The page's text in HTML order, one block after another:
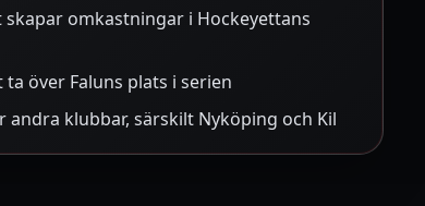
skapar omkastningar i Hockeyettans
över Faluns plats i serien
klubbar, särskilt Nyköping och Kil